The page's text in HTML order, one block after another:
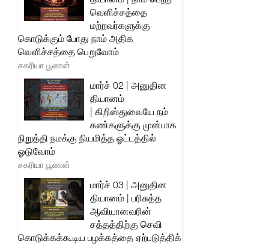
வெளிச்சத்தை
மற்றவர்களுக்கு
கொடுக்கும் போது நாம் அதிக
வெளிச்சத்தை பெறுவோம்
சகரியா பூணன்
மார்ச் 02 | அனுதின
தியானம்
| கிறிஸ்துவையே நம்
கண்களுக்கு முன்பாக
நிறுத்தி நமக்கு நியமித்த ஓட்டத்தில்
ஓடுவோம்
சகரியா பூணன்
மார்ச் 03 | அனுதின
தியானம் | பரிசுத்த
ஆவியானவரின்
சத்தத்திற்கு செவி
கொடுக்கக்கூடிய பழக்கத்தை ஏற்படுத்திக்